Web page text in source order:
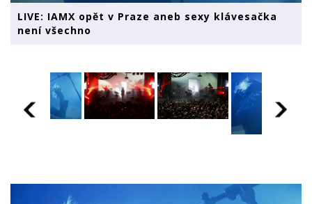
LIVE: IAMX opět v Praze aneb sexy klávesačka
není všechno